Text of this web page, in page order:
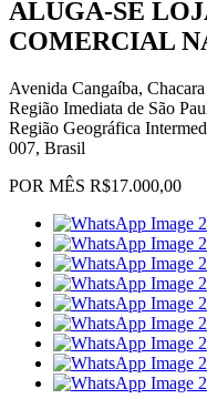
ALUGA-SE
COMERCIAL
Avenida Cangaíba,
Região Imediata de São
Região Geográfica
007, Brasil
POR MÊS R$17.000,00